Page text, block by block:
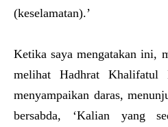
(keselamatan).’
Ketika saya mengatakan ini,
melihat Hadhrat Khalifatul
menyampaikan daras,
bersabda, ‘Kalian yang